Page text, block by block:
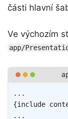
části hlavní
Ve výchozím
app/
{include